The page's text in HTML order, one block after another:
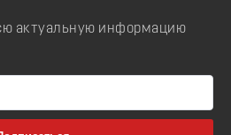
актуальную информацию